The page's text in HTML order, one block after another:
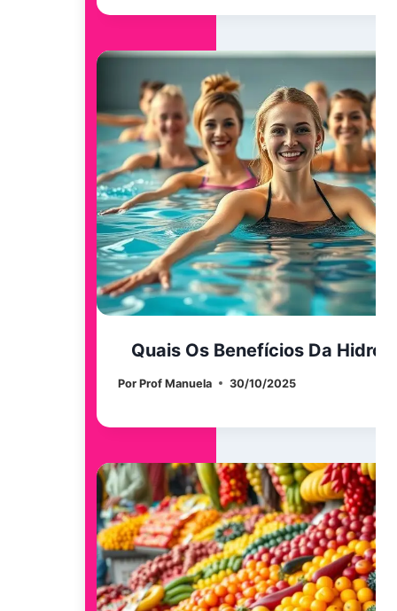
Quais Os Benefícios Da
Por Prof Manuela 30/10/2025